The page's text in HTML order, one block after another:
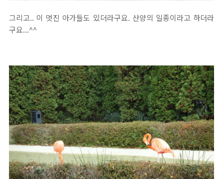
그리고.. 이 멋진 아가들도 있더라구요. 산양의 일종이라고 하더라
구요...^^